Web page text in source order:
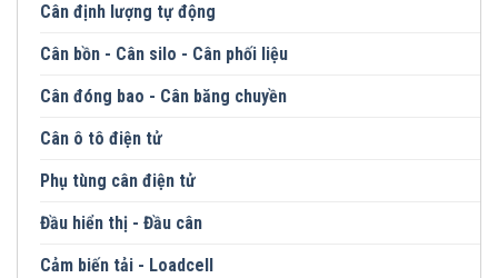
Cân định lượng tự động
Cân bồn - Cân silo - Cân phối liệu
Cân đóng bao - Cân băng chuyền
Cân ô tô điện tử
Phụ tùng cân điện tử
Đầu hiển thị - Đầu cân
Cảm biến tải - Loadcell